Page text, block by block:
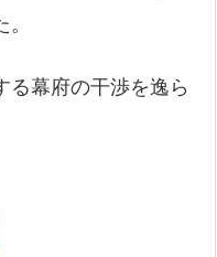
る幕府の干渉を逸ら